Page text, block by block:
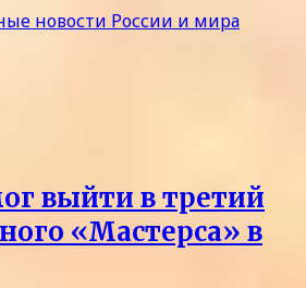
выйти в третий
«Мастерса» в